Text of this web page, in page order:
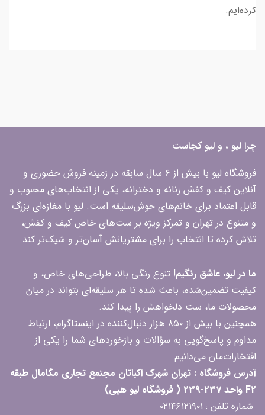
کرده‌ایم.
چرا لیو ، و لیو کجاست
فروشگاه لیو با بیش از ۶ سال سابقه در زمینه فروش حضوری و
آنلاین کیف و کفش زنانه و دخترانه، یکی از انتخاب‌های محبوب و
قابل اعتماد برای خانم‌های خوش‌سلیقه است. لیو با مغازه‌ای بزرگ
و متنوع در تهران و تمرکز ویژه بر ست‌های خاص کیف و کفش،
تلاش کرده تا انتخاب را برای مشتریانش آسان‌تر و شیک‌تر کند.
ما در لیو، عاشق رنگیم! تنوع رنگی بالا، طراحی‌های خاص، و
کیفیت تضمین‌شده، باعث شده تا هر سلیقه‌ای بتواند در میان
محصولات ما، ست دلخواهش را پیدا کند.
همچنین با بیش از ۸۵۰ هزار دنبال‌کننده در اینستاگرام، ارتباط
مداوم و پاسخ‌گویی به سؤالات و بازخوردهای شما را یکی از
افتخارات‌مان می‌دانیم
آدرس فروشگاه : تهران شهرک اکباتان مجتمع تجاری مگامال طبقه
F2 واحد 237-239 ( فروشگاه لیو هپی)
شماره تلفن : ۰۲۱۴۶۱۲۱۹۰۱